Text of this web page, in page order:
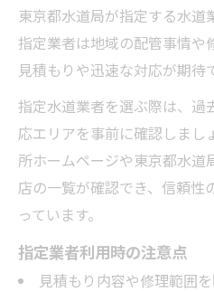
東京都水道局が指定する水道
指定業者は地域の配管事情や
見積もりや迅速な対応が期待
指定水道業者を選ぶ際は、過
応エリアを事前に確認しまし
所ホームページや東京都水
店の一覧が確認でき、信頼性
っています。
指定業者利用時の注意点
見積もり内容や修理範囲